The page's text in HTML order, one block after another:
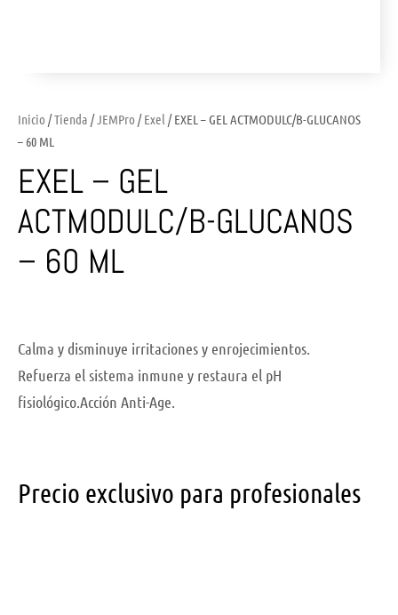
Inicio /Tienda /JEMPro /Exel / EXEL – GEL ACTMODULC/B-GLUCANOS
– 60 ML
EXEL – GEL
ACTMODULC/B-GLUCANOS
– 60 ML
Calma y disminuye irritaciones y enrojecimientos.
Refuerza el sistema inmune y restaura el pH
fisiológico.Acción Anti-Age.
Precio exclusivo para profesionales